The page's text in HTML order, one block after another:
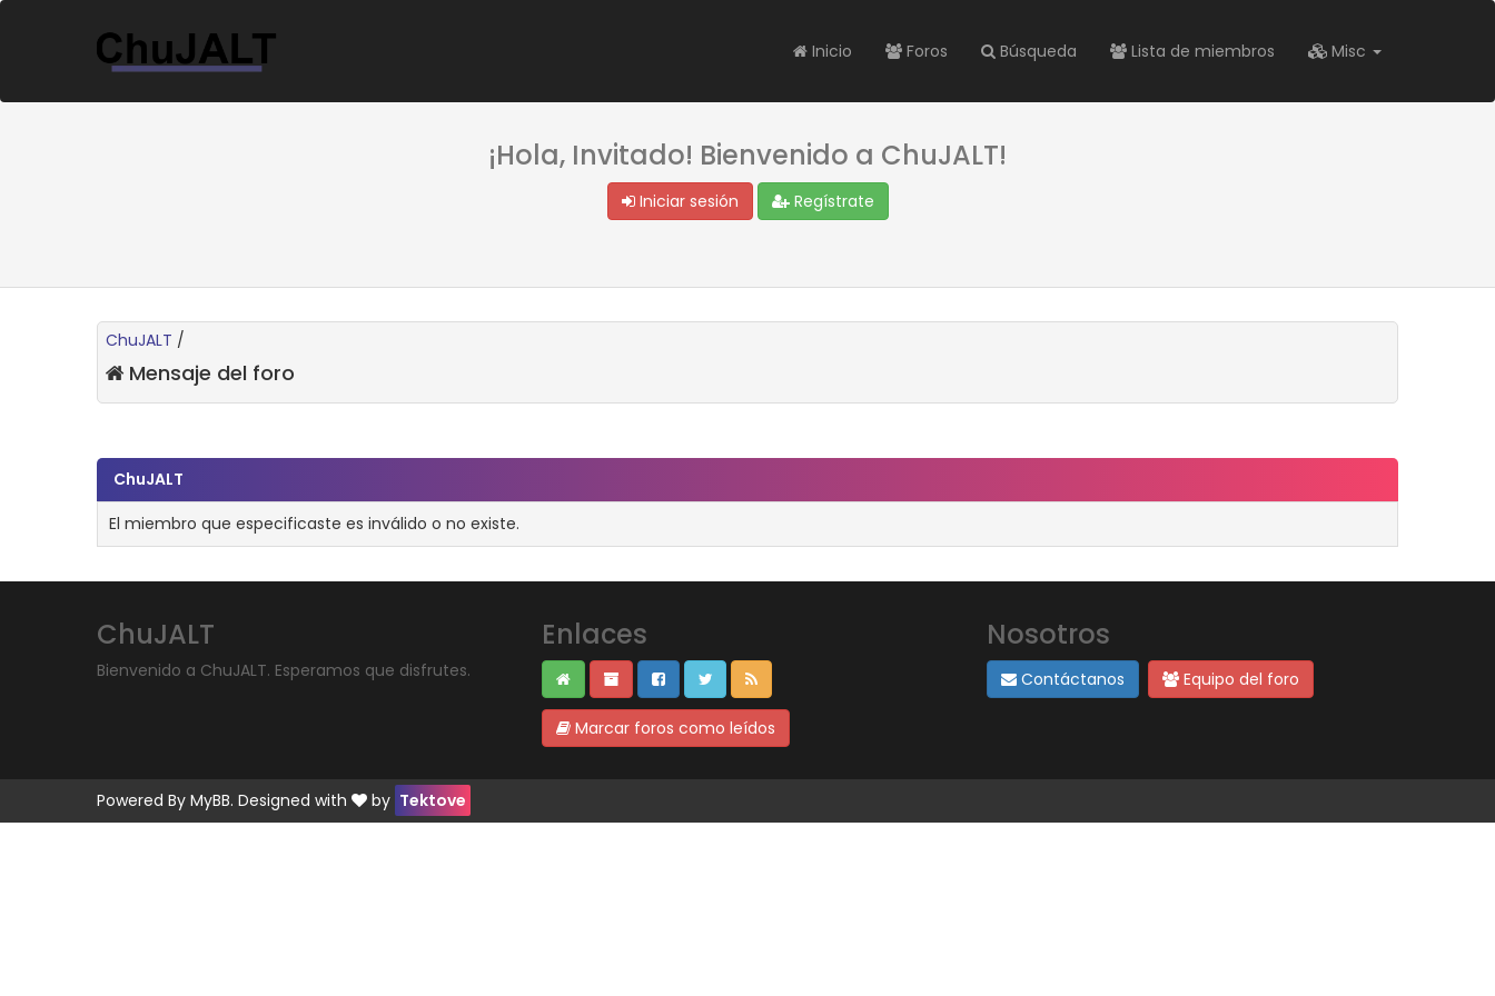
Inicio Foros Búsqueda Lista de miembros Misc
¡Hola, Invitado! Bienvenido a ChuJALT!
Iniciar sesión Regístrate
ChuJALT /
Mensaje del foro
ChuJALT
El miembro que especificaste es inválido o no existe.
ChuJALT
Bienvenido a ChuJALT. Esperamos que disfrutes.
Enlaces
Marcar foros como leídos
Nosotros
Contáctanos Equipo del foro
Powered By MyBB. Designed with by Tektove